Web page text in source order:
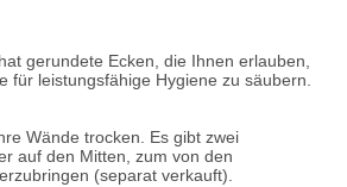
gerundete Ecken, die Ihnen erlauben,
für leistungsfähige Hygiene zu säubern.
Wände trocken. Es gibt zwei
auf den Mitten, zum von den
(separat verkauft).